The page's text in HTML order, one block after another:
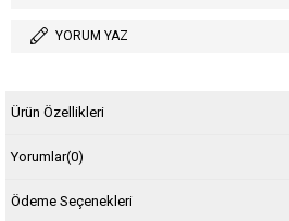
YORUM YAZ
Ürün Özellikleri
Yorumlar(0)
Ödeme Seçenekleri